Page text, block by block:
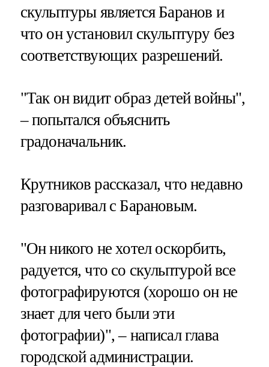
скульптуры является Баранов и
что он установил скульптуру без
соответствующих разрешений.
"Так он видит образ детей войны",
– попытался объяснить
градоначальник.
Крутников рассказал, что недавно
разговаривал с Барановым.
"Он никого не хотел оскорбить,
радуется, что со скульптурой все
фотографируются (хорошо он не
знает для чего были эти
фотографии)", – написал глава
городской администрации.